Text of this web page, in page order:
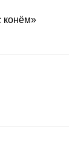
конём»